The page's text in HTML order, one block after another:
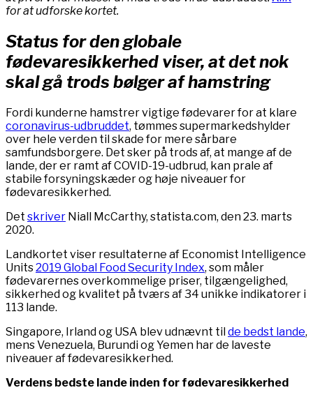
for at udforske kortet.
Status for den globale
fødevaresikkerhed viser, at det nok
skal gå trods bølger af hamstring
Fordi kunderne hamstrer vigtige fødevarer for at klare
coronavirus-udbruddet, tømmes supermarkedshylder
over hele verden til skade for mere sårbare
samfundsborgere. Det sker på trods af, at mange af de
lande, der er ramt af COVID-19-udbrud, kan prale af
stabile forsyningskæder og høje niveauer for
fødevaresikkerhed.
Det skriver Niall McCarthy, statista.com, den 23. marts
2020.
Landkortet viser resultaterne af Economist Intelligence
Units2019 Global Food Security Index, som måler
fødevarernes overkommelige priser, tilgængelighed,
sikkerhed og kvalitet på tværs af 34 unikke indikatorer i
113 lande.
Singapore, Irland og USA blev udnævnt tilde bedst lande,
mens Venezuela, Burundi og Yemen har de laveste
niveauer af fødevaresikkerhed.
Verdens bedste lande inden for fødevaresikkerhed